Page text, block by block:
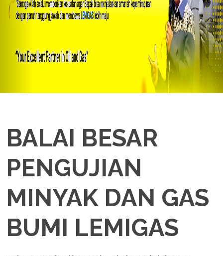
BALAI BESAR
PENGUJIAN
MINYAK DAN GAS
BUMI LEMIGAS